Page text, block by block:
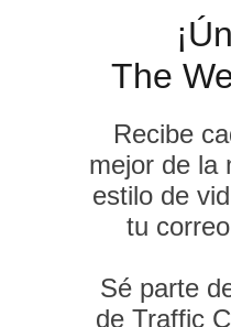
be published.